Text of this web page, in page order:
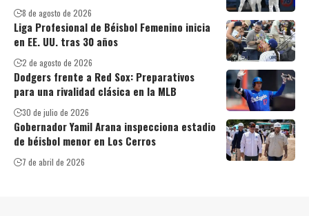
8 de agosto de 2026
Liga Profesional de Béisbol Femenino inicia
en EE. UU. tras 30 años
2 de agosto de 2026
Dodgers frente a Red Sox: Preparativos
para una rivalidad clásica en la MLB
30 de julio de 2026
Gobernador Yamil Arana inspecciona estadio
de béisbol menor en Los Cerros
7 de abril de 2026